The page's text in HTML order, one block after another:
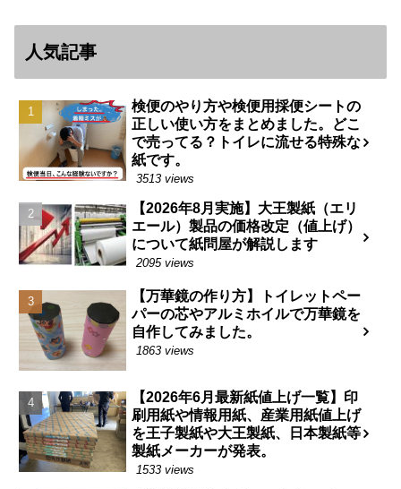
人気記事
検便のやり方や検便用採便シートの
正しい使い方をまとめました。どこ
で売ってる？トイレに流せる特殊な
紙です。
3513 views
【2026年8月実施】大王製紙（エリ
エール）製品の価格改定（値上げ）
について紙問屋が解説します
2095 views
【万華鏡の作り方】トイレットペー
パーの芯やアルミホイルで万華鏡を
自作してみました。
1863 views
【2026年6月最新紙値上げ一覧】印
刷用紙や情報用紙、産業用紙値上げ
を王子製紙や大王製紙、日本製紙等
製紙メーカーが発表。
1533 views